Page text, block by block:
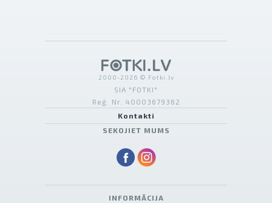
2000-2026 © Fotki.lv
SIA "FOTKI"
Reģ. Nr. 40003679362
Kontakti
SEKOJIET MUMS
INFORMĀCIJA